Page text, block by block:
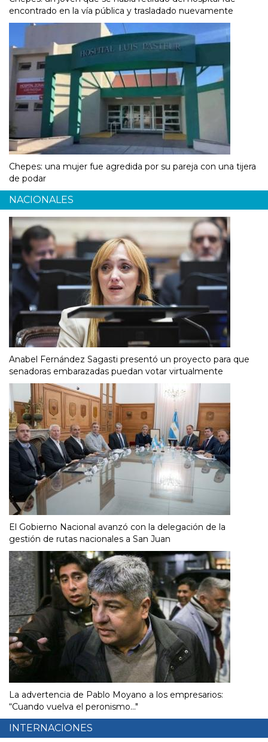
encontrado en la vía pública y trasladado nuevamente
Chepes: una mujer fue agredida por su pareja con una tijera
de podar
NACIONALES
Anabel Fernández Sagasti presentó un proyecto para que
senadoras embarazadas puedan votar virtualmente
El Gobierno Nacional avanzó con la delegación de la
gestión de rutas nacionales a San Juan
La advertencia de Pablo Moyano a los empresarios:
“Cuando vuelva el peronismo..."
INTERNACIONES